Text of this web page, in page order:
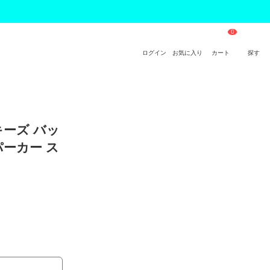
ログイン お気に入り カート 探す
ズ バッ
カー ス